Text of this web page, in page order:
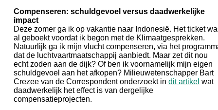
Compenseren: schuldgevoel versus daadwerkelijke
impact
Deze zomer ga ik op vakantie naar Indonesië. Het ticket
al geboekt voordat ik begon met de Klimaatgesprekken.
Natuurlijk ga ik mijn vlucht compenseren, via het
dat de luchtvaartmaatschappij aanbiedt. Maar zet dit nou
echt zoden aan de dijk? Of ben ik voornamelijk mijn eigen
schuldgevoel aan het afkopen? Milieuwetenschapper Bart
Crezee van de Correspondent onderzoekt in dit artikel wat
daadwerkelijk het effect is van dergelijke
compensatieprojecten.